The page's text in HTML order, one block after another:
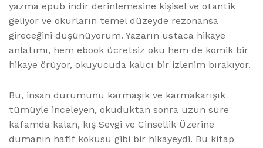
yazma epub indir derinlemesine kişisel ve otantik
geliyor ve okurların temel düzeyde rezonansa
gireceğini düşünüyorum. Yazarın ustaca hikaye
anlatımı, hem ebook ücretsiz oku hem de komik bir
hikaye örüyor, okuyucuda kalıcı bir izlenim bırakıyor.
Bu, insan durumunu karmaşık ve karmakarışık
tümüyle inceleyen, okuduktan sonra uzun süre
kafamda kalan, kış Sevgi ve Cinsellik Üzerine
dumanın hafif kokusu gibi bir hikayeydi. Bu kitap